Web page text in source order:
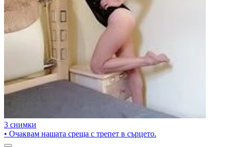
3 снимки
• Очаквам нашата среща с трепет в сърцето.